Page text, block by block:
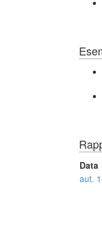
Data
aut.